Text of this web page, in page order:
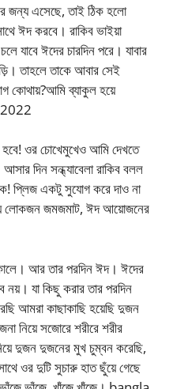
জন্য এসেছে, তাই ঠিক হলো
ঈদ করবে। রাকিব ভাইয়া
যাবে ঈদের চারদিন পরে। যাবার
তাহলে তাকে আবার সেই
কোথায়?আমি ব্যাকুল হয়ে
হবে! ওর চোখেমুখেও আমি দেখতে
দিন সন্ধ্যাবেলা রাকিব বলল
প্লিজ একটু সুযোগ করে দাও না
লোকজন জমজমাট, ঈদ আয়োজনের
আর তার পরদিন ঈদ। ঈদের
যা কিছু করার তার পরদিন
আমরা কাছাকাছি হয়েছি দুজন
নিয়ে সজোরে শরীরে শরীর
দুজন দুজনের মুখ চুম্বন করেছি,
ওর দুটি সুচারু হাত ছুঁয়ে গেছে